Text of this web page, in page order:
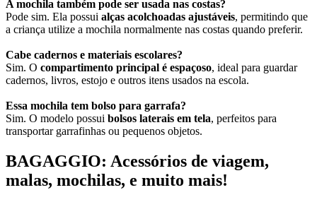
A mochila também pode ser usada nas costas?
Pode sim. Ela possui alças acolchoadas ajustáveis, permitindo que
a criança utilize a mochila normalmente nas costas quando preferir.
Cabe cadernos e materiais escolares?
Sim. O compartimento principal é espaçoso, ideal para guardar
cadernos, livros, estojo e outros itens usados na escola.
Essa mochila tem bolso para garrafa?
Sim. O modelo possui bolsos laterais em tela, perfeitos para
transportar garrafinhas ou pequenos objetos.
BAGAGGIO: Acessórios de viagem,
malas, mochilas, e muito mais!